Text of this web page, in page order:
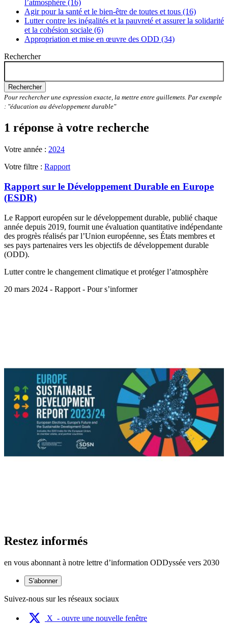
l’atmosphère (16)
Agir pour la santé et le bien-être de toutes et tous (16)
Lutter contre les inégalités et la pauvreté et assurer la solidarité
et la cohésion sociale (6)
Appropriation et mise en œuvre des ODD (34)
Rechercher
Rechercher
Pour rechercher une expression exacte, la mettre entre guillemets. Par exemple
: "éducation au développement durable"
1 réponse à votre recherche
Votre année : 2024
Votre filtre : Rapport
Rapport sur le Développement Durable en Europe
(ESDR)
Le Rapport européen sur le développement durable, publié chaque
année depuis 2019, fournit une évaluation quantitative indépendante
des progrès réalisés par l’Union européenne, ses États membres et
ses pays partenaires vers les objectifs de développement durable
(ODD).
Lutter contre le changement climatique et protéger l’atmosphère
20 mars 2024 - Rapport - Pour s’informer
Restez informés
en vous abonnant à notre lettre d’information ODDyssée vers 2030
S'abonner
Suivez-nous sur les réseaux sociaux
X - ouvre une nouvelle fenêtre